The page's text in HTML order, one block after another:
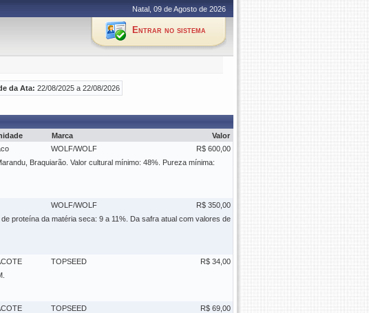
Natal, 09 de Agosto de 2026
Entrar no sistema
da Ata: 22/08/2025 a 22/08/2026
Marca
Valor
WOLF/WOLF
R$ 600,00
Braquiarão. Valor cultural mínimo: 48%. Pureza mínima:
WOLF/WOLF
R$ 350,00
proteína da matéria seca: 9 a 11%. Da safra atual com valores de
TOPSEED
R$ 34,00
TOPSEED
R$ 69,00